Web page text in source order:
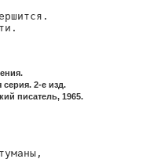
2-е изд.
писатель, 1965.